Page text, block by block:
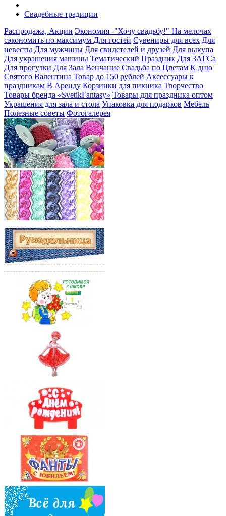
Свадебные традиции
Распродажа, Акции Экономия -"Хочу свадьбу!" На мелочах
сэкономить по максимум Для гостей Сувениры для всех Для
невесты Для мужчины Для свидетелей и друзей Для выкупа
Для украшения машины Тематический Праздник Для ЗАГСа
Для прогулки Для Зала Венчание Свадьба по Цветам К дню
Святого Валентина Товар до 150 рублей Аксессуары к
праздникам В Аренду Корзинки для пикника Творчество
Товары бренда «SvetikFantasy» Товары для праздника оптом
Украшения для зала и стола Упаковка для подарков Мебель
Полезные советы Фотогалерея